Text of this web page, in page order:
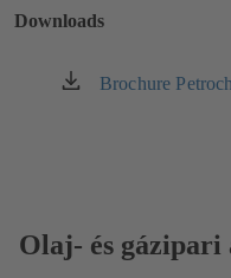
Downloads
Brochure
(új
Olaj- és gázipari